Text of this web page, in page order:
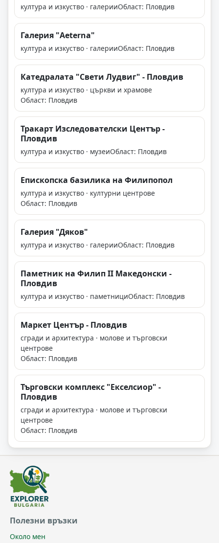
култура и изкуство · галерииОбласт: Пловдив
Галерия "Aeterna"
култура и изкуство · галерииОбласт: Пловдив
Катедралата "Свети Лудвиг" - Пловдив
култура и изкуство · църкви и храмове
Област: Пловдив
Тракарт Изследователски Център -
Пловдив
култура и изкуство · музеиОбласт: Пловдив
Епископска базилика на Филипопол
култура и изкуство · културни центрове
Област: Пловдив
Галерия "Дяков"
култура и изкуство · галерииОбласт: Пловдив
Паметник на Филип II Македонски -
Пловдив
култура и изкуство · паметнициОбласт: Пловдив
Маркет Център - Пловдив
сгради и архитектура · молове и търговски
центрове
Област: Пловдив
Търговски комплекс "Екселсиор" -
Пловдив
сгради и архитектура · молове и търговски
центрове
Област: Пловдив
Полезни връзки
Около мен